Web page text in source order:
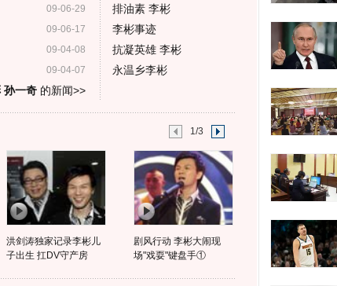
09-06-29
09-06-17
09-04-08
09-04-07
孙一奇的新闻>>
排油素 李彬
李彬事迹
抗凝英雄 李彬
永温乡李彬
1/3
洪剑涛独家记录李彬儿
子出生 扛DV守产房
剧风行动 李彬大闹现
场"戏耍"键盘手①